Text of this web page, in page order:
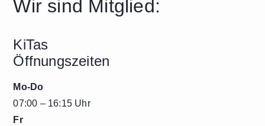
Wir sind Mitglied:
KiTas
Öffnungszeiten
Mo-Do
07:00 – 16:15 Uhr
Fr